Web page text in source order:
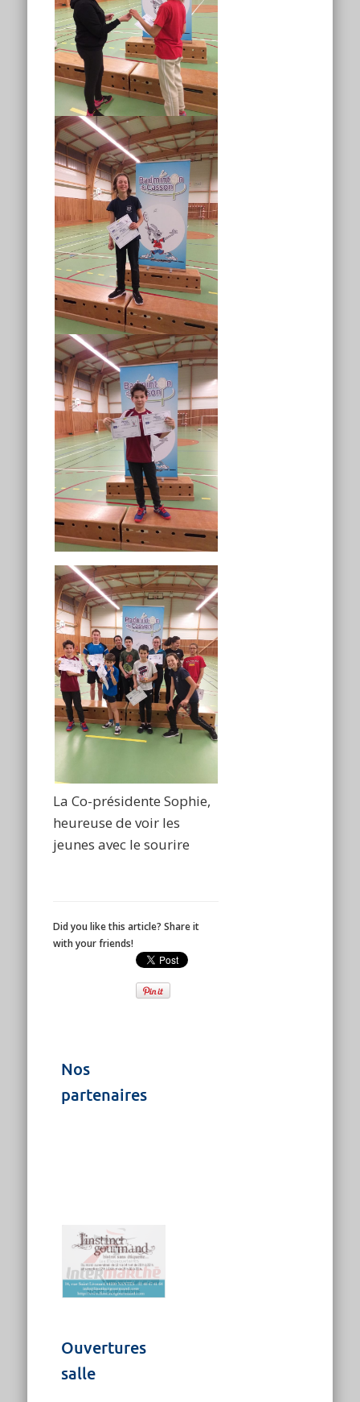
La Co-présidente Sophie,
heureuse de voir les
jeunes avec le sourire
Did you like this article? Share it
with your friends!
Nos
partenaires
Ouvertures
salle